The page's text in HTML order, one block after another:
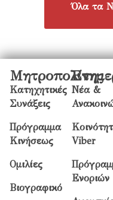
Όλα τα
Μητροπολίτης
Κατηχητικές
Συνάξεις
Πρόγραμμα
Κινήσεως
Ομιλίες
Βιογραφικό
Νέα &
Viber
Ενοριών